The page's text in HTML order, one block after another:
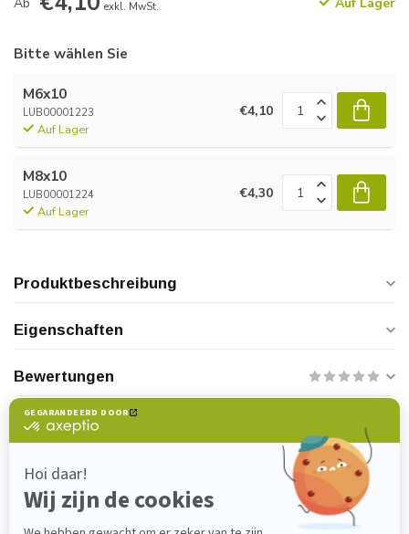
exkl. MwSt.
Bitte wählen Sie
M6x10
LUB00001223
Auf Lager
€4,10
M8x10
LUB00001224
Auf Lager
€4,30
Produktbeschreibung
Eigenschaften
Bewertungen
Haben Sie Fragen zu diesem Produkt?
Wenden Sie sich gerne an unseren
Kundenservice unter
verkoop@lijmenwinkel.nl
+31 (0)85
4011571
. Wir helfen Ihnen gerne weiter!